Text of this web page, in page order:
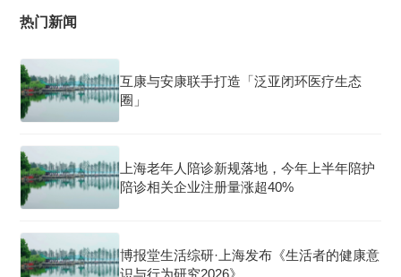
热门新闻
互康与安康联手打造「泛亚闭环医疗生态
圈」
上海老年人陪诊新规落地，今年上半年陪护
陪诊相关企业注册量涨超40%
博报堂生活综研·上海发布《生活者的健康意
识与行为研究2026》